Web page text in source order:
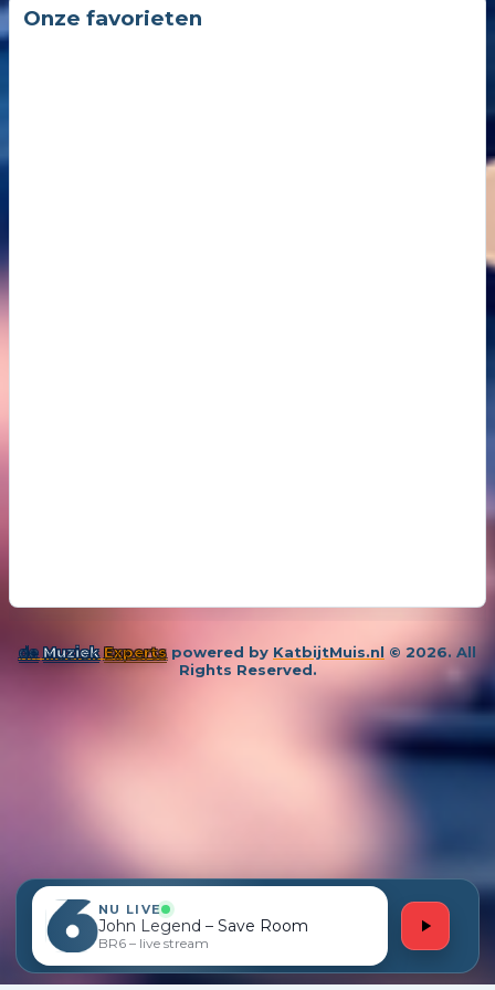
14 oktober
Onze favorieten
de Muziek Experts powered by KatbijtMuis.nl © 2026. All
Rights Reserved.
NU LIVE
John Legend – Save Room
BR6 – live stream